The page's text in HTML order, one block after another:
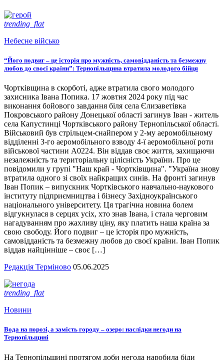
trending_flat
Небесне військо
“Його подвиг – це історія про мужність, самовідданість та безмежну
любов до своєї країни”: Тернопільщина втратила молодого бійця
Чортківщина в скорботі, адже втратила свого молодого
захисника Івана Попика. 17 жовтня 2024 року під час
виконання бойового завдання біля села Єлизаветівка
Покровського району Донецької області загинув Іван - житель
села Капустинці Чортківського району Тернопільської області.
Військовий був стрільцем-снайпером у 2-му аеромобільному
відділенні 3-го аеромобільного взводу 4-ї аеромобільної роти
військової частини А0224. Він віддав своє життя, захищаючи
незалежність та територіальну цілісність України. Про це
повідомили у групі "Наш край - Чортківщина". "Україна знову
втратила одного зі своїх найкращих синів. На фронті загинув
Іван Попик – випускник Чортківського навчально-наукового
інституту підприємництва і бізнесу Західноукраїнського
національного університету. Ця трагічна новина болем
відгукнулася в серцях усіх, хто знав Івана, і стала черговим
нагадуванням про жахливу ціну, яку платить наша країна за
свою свободу. Його подвиг – це історія про мужність,
самовідданість та безмежну любов до своєї країни. Іван Попик
віддав найцінніше – своє […]
Редакція Терміново 05.06.2025
trending_flat
Новини
Вода на порозі, а замість городу – озеро: наслідки негоди на
Тернопільщині
На Тернопільщині протягом доби негода наробила біди